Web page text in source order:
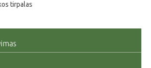
tirpalas